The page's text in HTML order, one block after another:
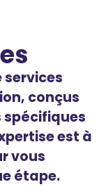
services
conçus
spécifiques
est à
vous
étape.